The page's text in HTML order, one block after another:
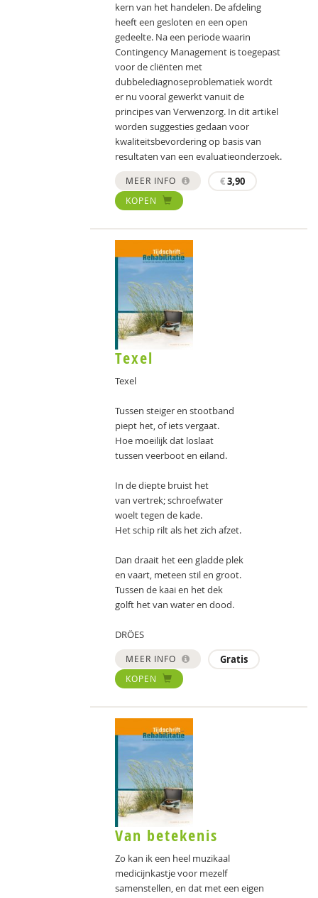
kern van het handelen. De afdeling
heeft een gesloten en een open
gedeelte. Na een periode waarin
Contingency Management is toegepast
voor de cliënten met
dubbelediagnoseproblematiek wordt
er nu vooral gewerkt vanuit de
principes van Verwenzorg. In dit artikel
worden suggesties gedaan voor
kwaliteitsbevordering op basis van
resultaten van een evaluatieonderzoek.
MEER INFO €3,90
KOPEN
Texel
Texel
Tussen steiger en stootband
piept het, of iets vergaat.
Hoe moeilijk dat loslaat
tussen veerboot en eiland.
In de diepte bruist het
van vertrek; schroefwater
woelt tegen de kade.
Het schip rilt als het zich afzet.
Dan draait het een gladde plek
en vaart, meteen stil en groot.
Tussen de kaai en het dek
golft het van water en dood.
DRÖES
MEER INFO Gratis
KOPEN
Van betekenis
Zo kan ik een heel muzikaal
medicijnkastje voor mezelf
samenstellen, en dat met een eigen